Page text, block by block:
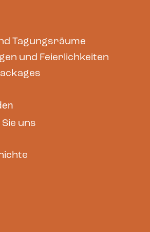
Tagungsräume
und Feierlichkeiten
uns